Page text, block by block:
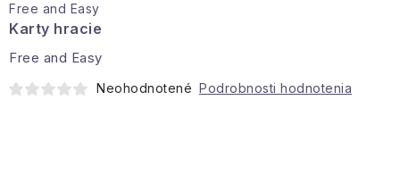
Darčeky
Bytové vône
Free and Easy
Karty hracie
Free and Easy
Neohodnotené Podrobnosti hodnotenia